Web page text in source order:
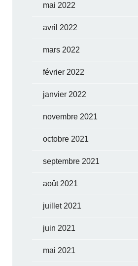
mai 2022
avril 2022
mars 2022
février 2022
janvier 2022
novembre 2021
octobre 2021
septembre 2021
août 2021
juillet 2021
juin 2021
mai 2021